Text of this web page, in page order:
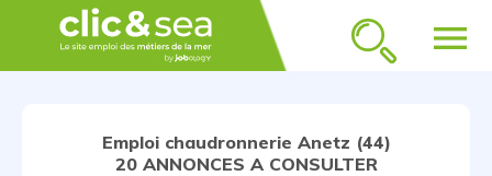
menu
Emploi chaudronnerie Anetz (44)
20 ANNONCES A CONSULTER